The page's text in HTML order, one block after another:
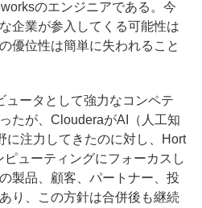
のエンジニアである。今
企業が参入してくる可能性は
優位性は簡単に失われること
ータとして強力なコンペテ
たが、ClouderaがAI（人工知
に注力してきたのに対し、Hort
ューティングにフォーカスし
製品、顧客、パートナー、投
り、この方針は合併後も継続